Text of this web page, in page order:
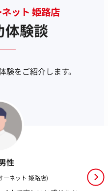
ット 姫路店
体験談
をご紹介します。
性
ーネット 姫路店)